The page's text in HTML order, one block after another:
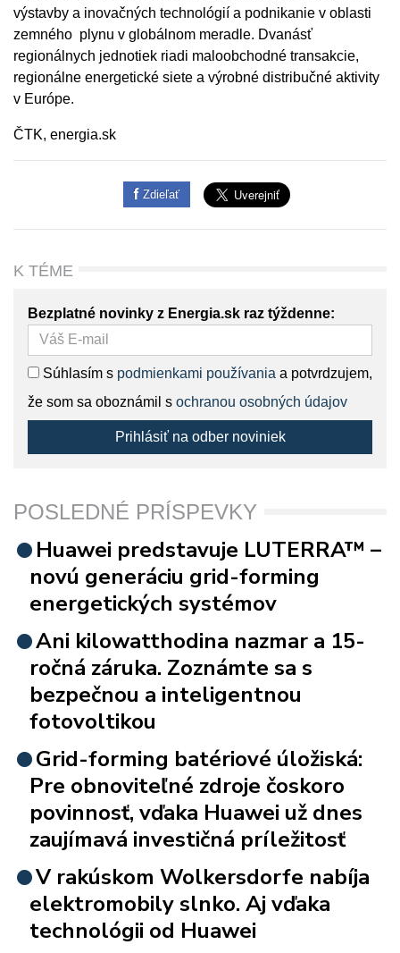
výstavby a inovačných technológií a podnikanie v oblasti
zemného plynu v globálnom meradle. Dvanásť
regionálnych jednotiek riadi maloobchodné transakcie,
regionálne energetické siete a výrobné distribučné aktivity
v Európe.
ČTK, energia.sk
Zdieľať
K TÉME
Bezplatné novinky z Energia.sk raz týždenne:
Súhlasím s podmienkami používania a potvrdzujem,
že som sa oboznámil s ochranou osobných údajov
Prihlásiť na odber noviniek
POSLEDNÉ PRÍSPEVKY
Huawei predstavuje LUTERRA™ –
novú generáciu grid-forming
energetických systémov
Ani kilowatthodina nazmar a 15-
ročná záruka. Zoznámte sa s
bezpečnou a inteligentnou
fotovoltikou
Grid-forming batériové úložiská:
Pre obnoviteľné zdroje čoskoro
povinnosť, vďaka Huawei už dnes
zaujímavá investičná príležitosť
V rakúskom Wolkersdorfe nabíja
elektromobily slnko. Aj vďaka
technológii od Huawei